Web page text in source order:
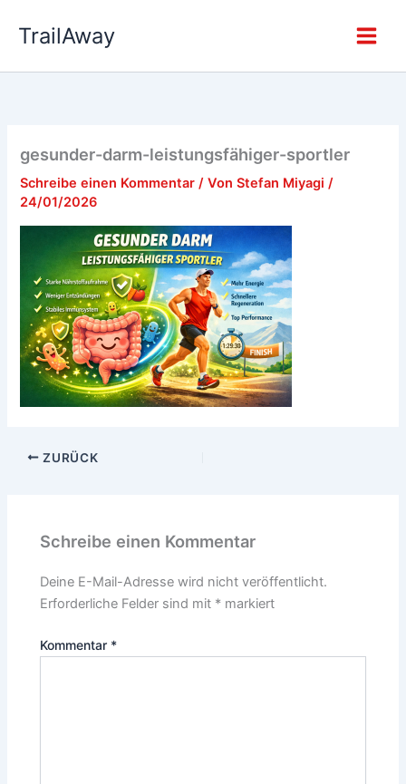
InhaltTrailAway
gesunder-darm-leistungsfähiger-sportler
Schreibe einen Kommentar / VonStefan Miyagi/
24/01/2026
ZURÜCK
Schreibe einen Kommentar
Deine E-Mail-Adresse wird nicht veröffentlicht.
Erforderliche Felder sind mit * markiert
Kommentar *